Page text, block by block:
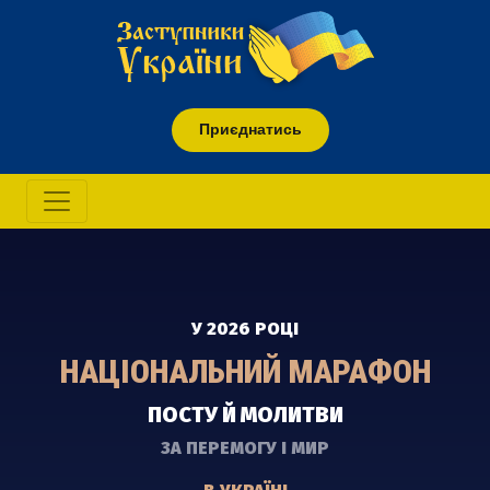
Приєднатись
У 2026 РОЦІ
НАЦІОНАЛЬНИЙ МАРАФОН
ПОСТУ Й МОЛИТВИ
ЗА ПЕРЕМОГУ І МИР